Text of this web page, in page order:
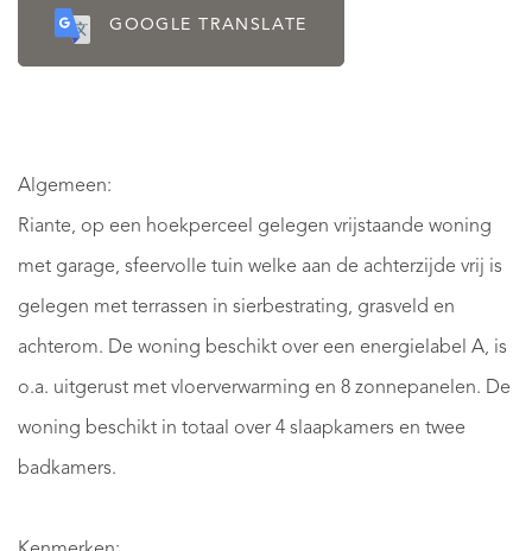
GOOGLE TRANSLATE
Algemeen:
Riante, op een hoekperceel gelegen vrijstaande woning
met garage, sfeervolle tuin welke aan de achterzijde vrij is
gelegen met terrassen in sierbestrating, grasveld en
achterom. De woning beschikt over een energielabel A, is
o.a. uitgerust met vloerverwarming en 8 zonnepanelen. De
woning beschikt in totaal over 4 slaapkamers en twee
badkamers.